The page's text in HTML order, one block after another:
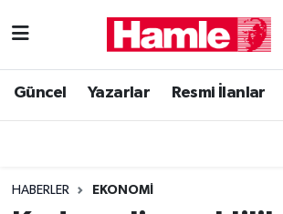
Güncel Yazarlar Resmi İlanlar
HABERLER EKONOMI
Güncel
Magazin
Muğla Nöbetçi Eczaneler
Muğla Trafik Yoğunluk Haritası